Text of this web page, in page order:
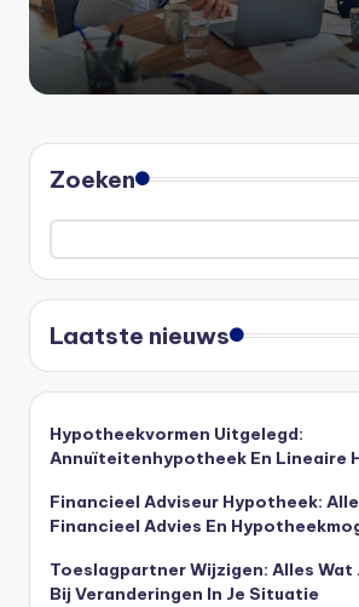
Zoeken
Laatste nieuws
Hypotheekvormen Uitgelegd:
Annuïteitenhypotheek En Lineaire
Financieel Adviseur Hypotheek:
Financieel Advies En
Toeslagpartner Wijzigen: Alles Wat
Bij Veranderingen In Je Situatie